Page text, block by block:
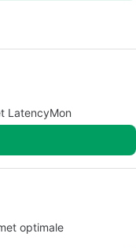
LatencyMon
optimale